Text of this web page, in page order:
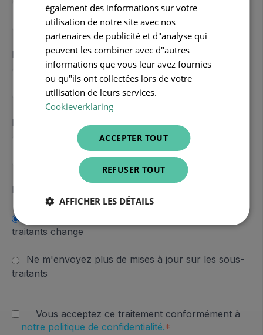
Prénom
Nom
Indiquez ici vos préférences
Envoyez-moi des mises à jour si la liste des sous-
traitants change
Ne m'envoyez plus de mises à jour sur les sous-
traitants
Vous acceptez ce traitement conformément à
notre politique de confidentialité.*
également des informations sur votre
utilisation de notre site avec nos
partenaires de publicité et d"analyse qui
peuvent les combiner avec d"autres
informations que vous leur avez fournies
ou qu"ils ont collectées lors de votre
utilisation de leurs services.
Cookieverklaring
ACCEPTER TOUT
REFUSER TOUT
AFFICHER LES DÉTAILS